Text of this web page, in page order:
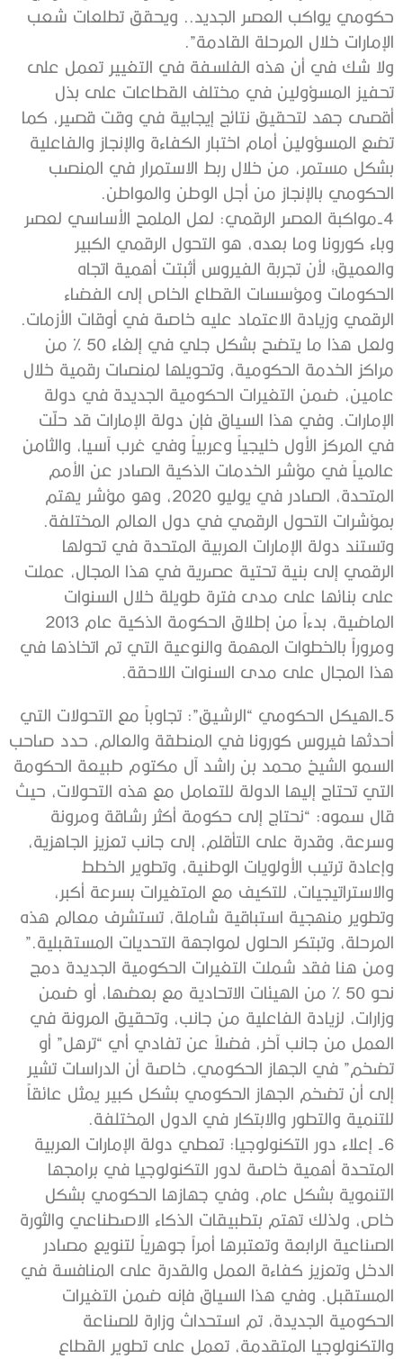
حكومي يواكب العصر الجديد.. ويحقق تطلعات شعب
الإمارات خلال المرحلة القادمة”.
ولا شك في أن هذه الفلسفة في التغيير تعمل على
تحفيز المسؤولين في مختلف القطاعات على بذل
أقصى جهد لتحقيق نتائج إيجابية في وقت قصير، كما
تضع المسؤولين أمام اختبار الكفاءة والإنجاز والفاعلية
بشكل مستمر، من خلال ربط الاستمرار في المنصب
الحكومي بالإنجاز من أجل الوطن والمواطن.
4-مواكبة العصر الرقمي: لعل الملمح الأساسي لعصر
وباء كورونا وما بعده، هو التحول الرقمي الكبير
والعميق؛ لأن تجربة الفيروس أثبتت أهمية اتجاه
الحكومات ومؤسسات القطاع الخاص إلى الفضاء
الرقمي وزيادة الاعتماد عليه خاصة في أوقات الأزمات.
ولعل هذا ما يتضح بشكل جلي في إلغاء 50 % من
مراكز الخدمة الحكومية، وتحويلها لمنصات رقمية خلال
عامين، ضمن التغيرات الحكومية الجديدة في دولة
الإمارات. وفي هذا السياق فإن دولة الإمارات قد حلّت
في المركز الأول خليجياً وعربياً وفي غرب آسيا، والثامن
عالمياً في مؤشر الخدمات الذكية الصادر عن الأمم
المتحدة، الصادر في يوليو 2020، وهو مؤشر يهتم
بمؤشرات التحول الرقمي في دول العالم المختلفة.
وتستند دولة الإمارات العربية المتحدة في تحولها
الرقمي إلى بنية تحتية عصرية في هذا المجال، عملت
على بنائها على مدى فترة طويلة خلال السنوات
الماضية، بدءاً من إطلاق الحكومة الذكية عام 2013
ومروراً بالخطوات المهمة والنوعية التي تم اتخاذها في
هذا المجال على مدى السنوات اللاحقة.
5-الهيكل الحكومي “الرشيق”: تجاوباً مع التحولات التي
أحدثها فيروس كورونا في المنطقة والعالم، حدد صاحب
السمو الشيخ محمد بن راشد آل مكتوم طبيعة الحكومة
التي تحتاج إليها الدولة للتعامل مع هذه التحولات، حيث
قال سموه: “نحتاج إلى حكومة أكثر رشاقة ومرونة
وسرعة، وقدرة على التأقلم، إلى جانب تعزيز الجاهزية،
وإعادة ترتيب الأولويات الوطنية، وتطوير الخطط
والاستراتيجيات، للتكيف مع المتغيرات بسرعة أكبر،
وتطوير منهجية استباقية شاملة، تستشرف معالم هذه
المرحلة، وتبتكر الحلول لمواجهة التحديات المستقبلية.”
ومن هنا فقد شملت التغيرات الحكومية الجديدة دمج
نحو 50 % من الهيئات الاتحادية مع بعضها، أو ضمن
وزارات، لزيادة الفاعلية من جانب، وتحقيق المرونة في
العمل من جانب آخر، فضلاً عن تفادي أي “ترهل” أو
تضخم” في الجهاز الحكومي، خاصة أن الدراسات تشير
إلى أن تضخم الجهاز الحكومي بشكل كبير يمثل عائقاً
للتنمية والتطور والابتكار في الدول المختلفة.
6- إعلاء دور التكنولوجيا: تعطي دولة الإمارات العربية
المتحدة أهمية خاصة لدور التكنولوجيا في برامجها
التنموية بشكل عام، وفي جهازها الحكومي بشكل
خاص، ولذلك تهتم بتطبيقات الذكاء الاصطناعي والثورة
الصناعية الرابعة وتعتبرها أمراً جوهرياً لتنويع مصادر
الدخل وتعزيز كفاءة العمل والقدرة على المنافسة في
المستقبل. وفي هذا السياق فإنه ضمن التغيرات
الحكومية الجديدة، تم استحداث وزارة للصناعة
والتكنولوجيا المتقدمة، تعمل على تطوير القطاع